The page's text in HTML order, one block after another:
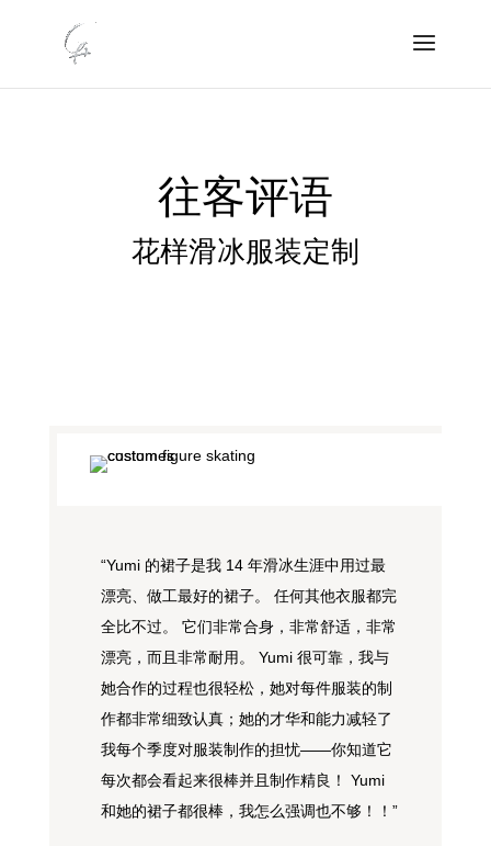
往客评语
花样滑冰服装定制
“Yumi 的裙子是我 14 年滑冰生涯中用过最
漂亮、做工最好的裙子。 任何其他衣服都完
全比不过。 它们非常合身，非常舒适，非常
漂亮，而且非常耐用。 Yumi 很可靠，我与
她合作的过程也很轻松，她对每件服装的制
作都非常细致认真；她的才华和能力减轻了
我每个季度对服装制作的担忧——你知道它
每次都会看起来很棒并且制作精良！ Yumi
和她的裙子都很棒，我怎么强调也不够！！”